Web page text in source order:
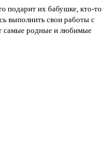
подарит их бабушке, кто-то
выполнить свои работы с
самые родные и любимые